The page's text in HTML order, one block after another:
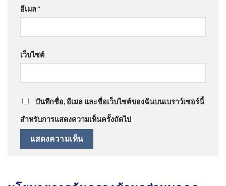
อีเมล*
เว็บไซต์
บันทึกชื่อ, อีเมล และชื่อเว็บไซต์ของฉันบนเบราว์เซอร์นี้
สำหรับการแสดงความเห็นครั้งถัดไป